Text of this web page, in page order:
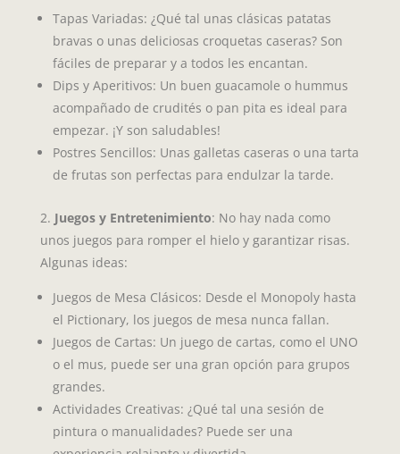
Tapas Variadas: ¿Qué tal unas clásicas patatas
bravas o unas deliciosas croquetas caseras? Son
fáciles de preparar y a todos les encantan.
Dips y Aperitivos: Un buen guacamole o hummus
acompañado de crudités o pan pita es ideal para
empezar. ¡Y son saludables!
Postres Sencillos: Unas galletas caseras o una tarta
de frutas son perfectas para endulzar la tarde.
2. Juegos y Entretenimiento: No hay nada como
unos juegos para romper el hielo y garantizar risas.
Algunas ideas:
Juegos de Mesa Clásicos: Desde el Monopoly hasta
el Pictionary, los juegos de mesa nunca fallan.
Juegos de Cartas: Un juego de cartas, como el UNO
o el mus, puede ser una gran opción para grupos
grandes.
Actividades Creativas: ¿Qué tal una sesión de
pintura o manualidades? Puede ser una